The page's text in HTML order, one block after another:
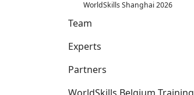
WorldSkills Shanghai 2026
Team
Experts
Partners